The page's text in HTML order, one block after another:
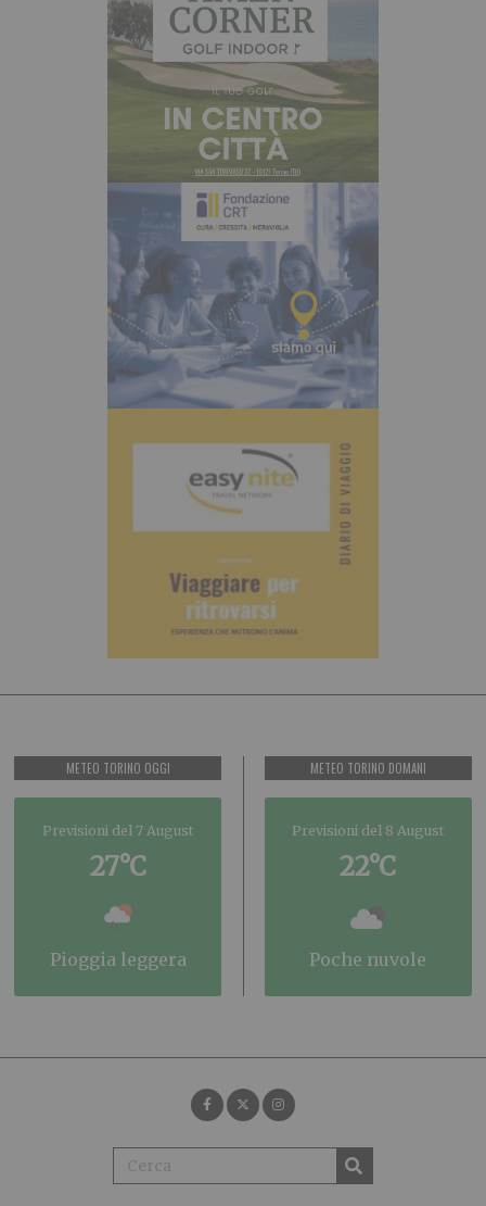
METEO TORINO OGGI
Previsioni del 7 August
27°C
pioggia leggera
METEO TORINO DOMANI
Previsioni del 8 August
22°C
poche nuvole